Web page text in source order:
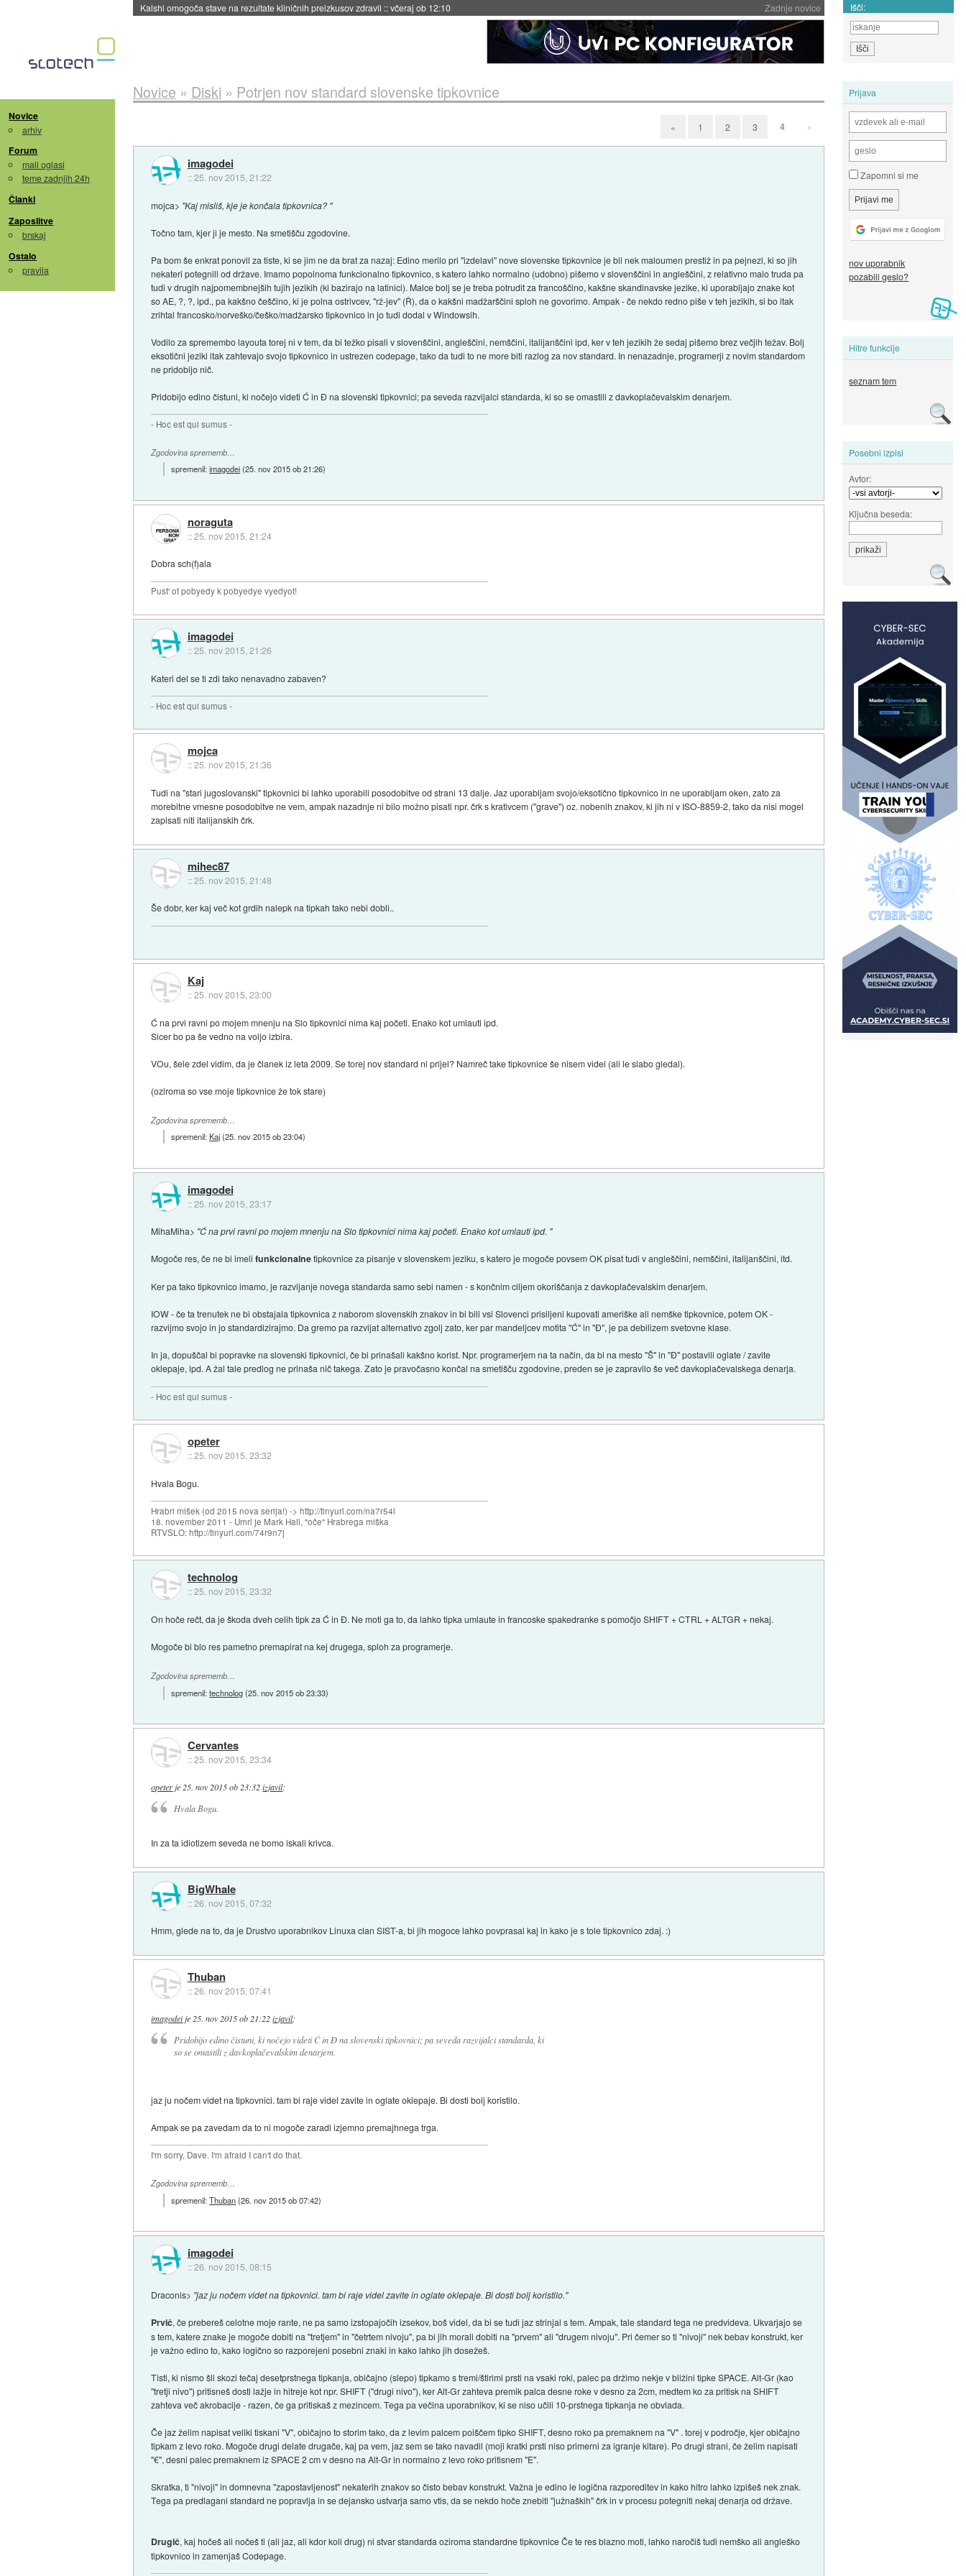
Zadnje novice
Sandisk že prodal več kot polovico SSD-jev za naslednji dve leti::včeraj ob 11:37 Išči:
Novice
arhiv
Forum
mali oglasi
teme zadnjih 24h
Članki
Zaposlitve
brskaj
Ostalo
pravila
Prijava
Zapomni si me
nov uporabnik
pozabili geslo?
Hitre funkcije
seznam tem
Posebni izpisi
Avtor:
Ključna beseda:
Novice » Diski » Potrjen nov standard slovenske tipkovnice
« 1 2 3 4 »
imagodei
::25. nov 2015, 21:22
mojca> "Kaj misliš, kje je končala tipkovnica? "
Točno tam, kjer ji je mesto. Na smetišču zgodovine.
Pa bom še enkrat ponovil za tiste, ki se jim ne da brat za nazaj: Edino merilo pri "izdelavi" nove slovenske tipkovnice je bil nek maloumen prestiž in pa pejnezi, ki so jih
nekateri potegnili od države. Imamo popolnoma funkcionalno tipkovnico, s katero lahko normalno (udobno) pišemo v slovenščini in angleščini, z relativno malo truda pa
tudi v drugih najpomembnejših tujih jezikih (ki bazirajo na latinici). Malce bolj se je treba potrudit za francoščino, kakšne skandinavske jezike, ki uporabljajo znake kot
so AE, ?, ?, ipd., pa kakšno češčino, ki je polna ostrivcev, "rž-jev" (Ř), da o kakšni madžarščini sploh ne govorimo. Ampak - če nekdo redno piše v teh jezikih, si bo itak
zrihtal francosko/norveško/češko/madžarsko tipkovnico in jo tudi dodal v Windowsih.
Vodilo za spremembo layouta torej ni v tem, da bi težko pisali v slovenščini, angleščini, nemščini, italijanščini ipd, ker v teh jezikih že sedaj pišemo brez večjih težav. Bolj
eksotični jeziki itak zahtevajo svojo tipkovnico in ustrezen codepage, tako da tudi to ne more biti razlog za nov standard. In nenazadnje, programerji z novim standardom
ne pridobijo nič.
Pridobijo edino čistuni, ki nočejo videti Ć in Đ na slovenski tipkovnici; pa seveda razvijalci standarda, ki so se omastili z davkoplačevalskim denarjem.
- Hoc est qui sumus -
Zgodovina sprememb…
spremenil:imagodei(25. nov 2015 ob 21:26)
noraguta
::25. nov 2015, 21:24
Dobra sch(f)ala
Pust' ot pobyedy k pobyedye vyedyot!
imagodei
::25. nov 2015, 21:26
Kateri del se ti zdi tako nenavadno zabaven?
- Hoc est qui sumus -
mojca
::25. nov 2015, 21:36
Tudi na "stari jugoslovanski" tipkovnici bi lahko uporabili posodobitve od strani 13 dalje. Jaz uporabljam svojo/eksotično tipkovnico in ne uporabljam oken, zato za
morebitne vmesne posodobitve ne vem, ampak nazadnje ni bilo možno pisati npr. črk s krativcem ("grave") oz. nobenih znakov, ki jih ni v ISO-8859-2, tako da nisi mogel
zapisati niti italijanskih črk.
mihec87
::25. nov 2015, 21:48
Še dobr, ker kaj več kot grdih nalepk na tipkah tako nebi dobli..
Kaj
::25. nov 2015, 23:00
Ć na prvi ravni po mojem mnenju na Slo tipkovnici nima kaj početi. Enako kot umlauti ipd.
Sicer bo pa še vedno na voljo izbira.
VOu, šele zdel vidim, da je članek iz leta 2009. Se torej nov standard ni prijel? Namreč take tipkovnice še nisem videl (ali le slabo gledal).
(oziroma so vse moje tipkovnice že tok stare)
Zgodovina sprememb…
spremenil:Kaj(25. nov 2015 ob 23:04)
imagodei
::25. nov 2015, 23:17
MihaMiha> "Ć na prvi ravni po mojem mnenju na Slo tipkovnici nima kaj početi. Enako kot umlauti ipd. "
Mogoče res, če ne bi imelifunkcionalnetipkovnice za pisanje v slovenskem jeziku, s katero je mogoče povsem OK pisat tudi v angleščini, nemščini, italijanščini, itd.
Ker pa tako tipkovnico imamo, je razvijanje novega standarda samo sebi namen - s končnim ciljem okoriščanja z davkoplačevalskim denarjem.
IOW - če ta trenutek ne bi obstajala tipkovnica z naborom slovenskih znakov in bi bili vsi Slovenci prisiljeni kupovati ameriške ali nemške tipkovnice, potem OK -
razvijmo svojo in jo standardizirajmo. Da gremo pa razvijat alternativo zgolj zato, ker par mandeljcev motita "Ć" in "Đ", je pa debilizem svetovne klase.
In ja, dopuščal bi popravke na slovenski tipkovnici, če bi prinašali kakšno korist. Npr. programerjem na ta način, da bi na mesto "Š" in "Đ" postavili oglate / zavite
oklepaje, ipd. A žal tale predlog ne prinaša nič takega. Zato je pravočasno končal na smetišču zgodovine, preden se je zapravilo še več davkoplačevalskega denarja.
- Hoc est qui sumus -
opeter
::25. nov 2015, 23:32
Hvala Bogu.
Hrabri mišek (od 2015 nova serija!) -> http://tinyurl.com/na7r54l
18. november 2011 - Umrl je Mark Hall, "oče" Hrabrega miška
RTVSLO: http://tinyurl.com/74r9n7j
technolog
::25. nov 2015, 23:32
On hoče rečt, da je škoda dveh celih tipk za Ć in Đ. Ne moti ga to, da lahko tipka umlaute in francoske spakedranke s pomočjo SHIFT + CTRL + ALTGR + nekaj.
Mogoče bi blo res pametno premapirat na kej drugega, sploh za programerje.
Zgodovina sprememb…
spremenil:technolog(25. nov 2015 ob 23:33)
Cervantes
::25. nov 2015, 23:34
opeter je 25. nov 2015 ob 23:32 izjavil:
Hvala Bogu.
In za ta idiotizem seveda ne bomo iskali krivca.
BigWhale
::26. nov 2015, 07:32
Hmm, glede na to, da je Drustvo uporabnikov Linuxa clan SIST-a, bi jih mogoce lahko povprasal kaj in kako je s tole tipkovnico zdaj. :)
Thuban
::26. nov 2015, 07:41
imagodeije 25. nov 2015 ob 21:22 izjavil:
Pridobijo edino čistuni, ki nočejo videti Ć in Đ na slovenski tipkovnici; pa seveda razvijalci standarda, ki
so se omastili z davkoplačevalskim denarjem.
jaz ju nočem videt na tipkovnici. tam bi raje videl zavite in oglate oklepaje. Bi dosti bolj koristilo.
Ampak se pa zavedam da to ni mogoče zaradi izjemno premajhnega trga.
I'm sorry, Dave. I'm afraid I can't do that.
Zgodovina sprememb…
spremenil:Thuban(26. nov 2015 ob 07:42)
imagodei
::26. nov 2015, 08:15
Draconis> "jaz ju nočem videt na tipkovnici. tam bi raje videl zavite in oglate oklepaje. Bi dosti bolj koristilo."
Prvič, če prebereš celotne moje rante, ne pa samo izstopajočih izsekov, boš videl, da bi se tudi jaz strinjal s tem. Ampak, tale standard tega ne predvideva. Ukvarjajo se
s tem, katere znake je mogoče dobiti na "tretjem" in "četrtem nivoju", pa bi jih morali dobiti na "prvem" ali "drugem nivoju". Pri čemer so ti "nivoji" nek bebav konstrukt, ker
je važno edino to, kako logično so razporejeni posebni znaki in kako lahko jih dosežeš.
Tisti, ki nismo šli skozi tečaj desetprstnega tipkanja, običajno (slepo) tipkamo s tremi/štirimi prsti na vsaki roki, palec pa držimo nekje v bližini tipke SPACE. Alt-Gr (kao
"tretji nivo") pritisneš dosti lažje in hitreje kot npr. SHIFT ("drugi nivo"), ker Alt-Gr zahteva premik palca desne roke v desno za 2cm, medtem ko za pritisk na SHIFT
zahteva več akrobacije - razen, če ga pritiskaš z mezincem. Tega pa večina uporabnikov, ki se niso učili 10-prstnega tipkanja ne obvlada.
Če jaz želim napisat veliki tiskani "V", običajno to storim tako, da z levim palcem poiščem tipko SHIFT, desno roko pa premaknem na "V" . torej v področje, kjer običajno
tipkam z levo roko. Mogoče drugi delate drugače, kaj pa vem, jaz sem se tako navadil (moji kratki prsti niso primerni za igranje kitare). Po drugi strani, če želim napisati
"€", desni palec premaknem iz SPACE 2 cm v desno na Alt-Gr in normalno z levo roko pritisnem "E".
Skratka, ti "nivoji" in domnevna "zapostavljenost" nekaterih znakov so čisto bebav konstrukt. Važna je edino le logična razporeditev in kako hitro lahko izpišeš nek znak.
Tega pa predlagani standard ne popravlja in se dejansko ustvarja samo vtis, da se nekdo hoče znebiti "južnaških" črk in v procesu potegniti nekaj denarja od države.
Drugič, kaj hočeš ali nočeš ti (ali jaz, ali kdor koli drug) ni stvar standarda oziroma standardne tipkovnice Če te res blazno moti, lahko naročiš tudi nemško ali angleško
tipkovnico in zamenjaš Codepage.